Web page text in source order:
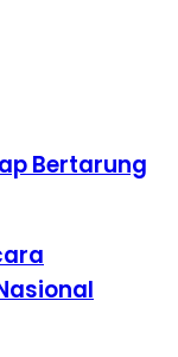
Bertarung